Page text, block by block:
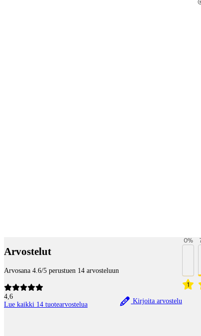
Arvostelut
Arvosana 4.6/5 perustuen 14 arvosteluun
4,6
Lue kaikki 14 tuotearvostelua
Kirjoita arvostelu
1
0%